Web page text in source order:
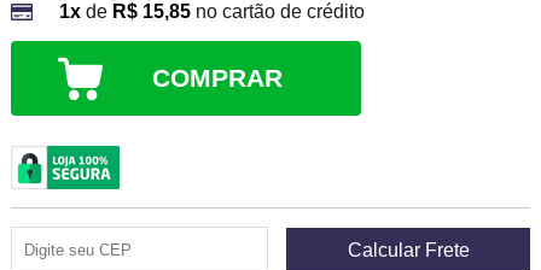
1xde R$ 15,85 no cartão de crédito
COMPRAR